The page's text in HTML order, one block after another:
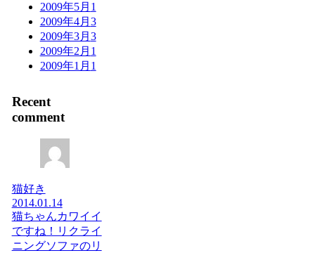
2009年5月 1
2009年4月 3
2009年3月 3
2009年2月 1
2009年1月 1
Recent
comment
猫好き
2014.01.14
猫ちゃんカワイイ
ですね！リクライ
ニングソファのリ